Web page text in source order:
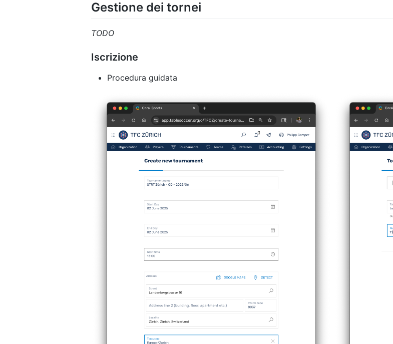
Gestione dei tornei
TODO
Iscrizione
Procedura guidata